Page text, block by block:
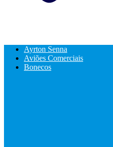
Ayrton Senna
Aviões Comerciais
Bonecos